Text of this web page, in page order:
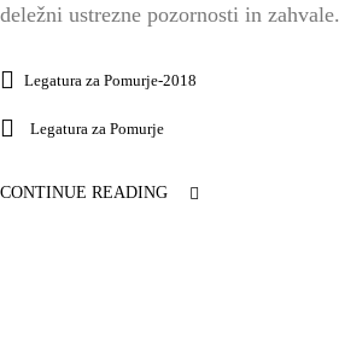
deležni ustrezne pozornosti in zahvale.
Legatura za Pomurje-2018
Legatura za Pomurje
CONTINUE READING